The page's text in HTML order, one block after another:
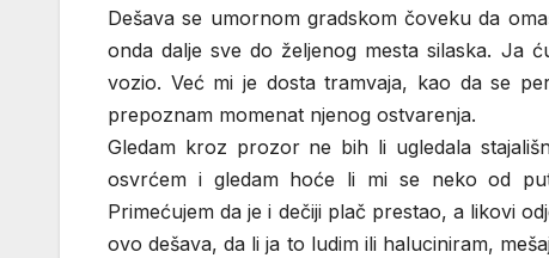
Dešava se umornom gradskom čoveku da
onda dalje sve do željenog mesta silaska. Ja
vozio. Već mi je dosta tramvaja, kao da se
prepoznam momenat njenog ostvarenja.
Gledam kroz prozor ne bih li ugledala
osvrćem i gledam hoće li mi se neko od
Primećujem da je i dečiji plač prestao, a likovi
ovo dešava, da li ja to ludim ili haluciniram,